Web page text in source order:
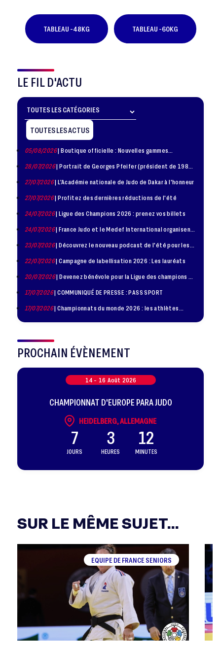
TABLEAU -48KG TABLEAU -60KG
LE FIL D'ACTU
TOUTES LES ACTUS
05/08/2026| Boutique officielle : Nouvelles gammes
28/07/2026| Portrait de Georges Pfeifer (président de 1981
27/07/2026| L'Académie nationale de Judo de Dakar à l'honneur
27/07/2026| Profitez des dernières réductions de l'été
24/07/2026| Ligue des Champions 2026 : prenez vos billets
24/07/2026| France Judo et le Medef International organisent
23/07/2026| Découvrez le nouveau podcast de l'été pour les
22/07/2026| Campagne de labellisation 2026 : Les lauréats
20/07/2026| Devenez bénévole pour la Ligue des champions de
17/07/2026| COMMUNIQUÉ DE PRESSE : PASS SPORT
17/07/2026| Championnats du monde 2026 : les athlètes
PROCHAIN ÉVÈNEMENT
14 - 16 Août 2026
CHAMPIONNAT D'EUROPE PARA JUDO
HEIDELBERG, ALLEMAGNE
7
JOURS
3
HEURES
12
MINUTES
SUR LE MÊME SUJET...
EQUIPE DE FRANCE SENIORS